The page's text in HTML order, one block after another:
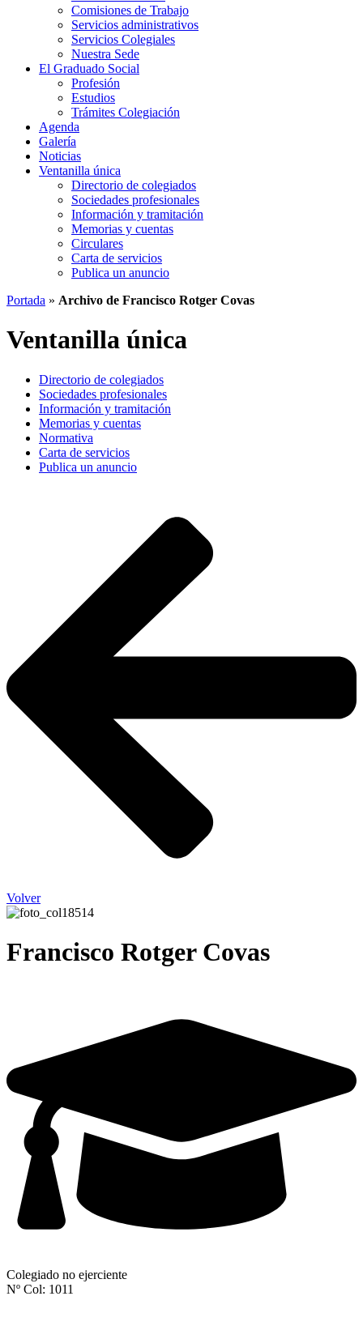
Comisiones de Trabajo
Servicios administrativos
Servicios Colegiales
Nuestra Sede
El Graduado Social
Profesión
Estudios
Trámites Colegiación
Agenda
Galería
Noticias
Ventanilla única
Directorio de colegiados
Sociedades profesionales
Información y tramitación
Memorias y cuentas
Circulares
Carta de servicios
Publica un anuncio
Portada » Archivo de Francisco Rotger Covas
Ventanilla única
Directorio de colegiados
Sociedades profesionales
Información y tramitación
Memorias y cuentas
Normativa
Carta de servicios
Publica un anuncio
Volver
Francisco Rotger Covas
Colegiado no ejerciente
Nº Col: 1011